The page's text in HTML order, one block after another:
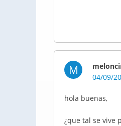
M
04/09/
hola buenas,
¿que tal se vive